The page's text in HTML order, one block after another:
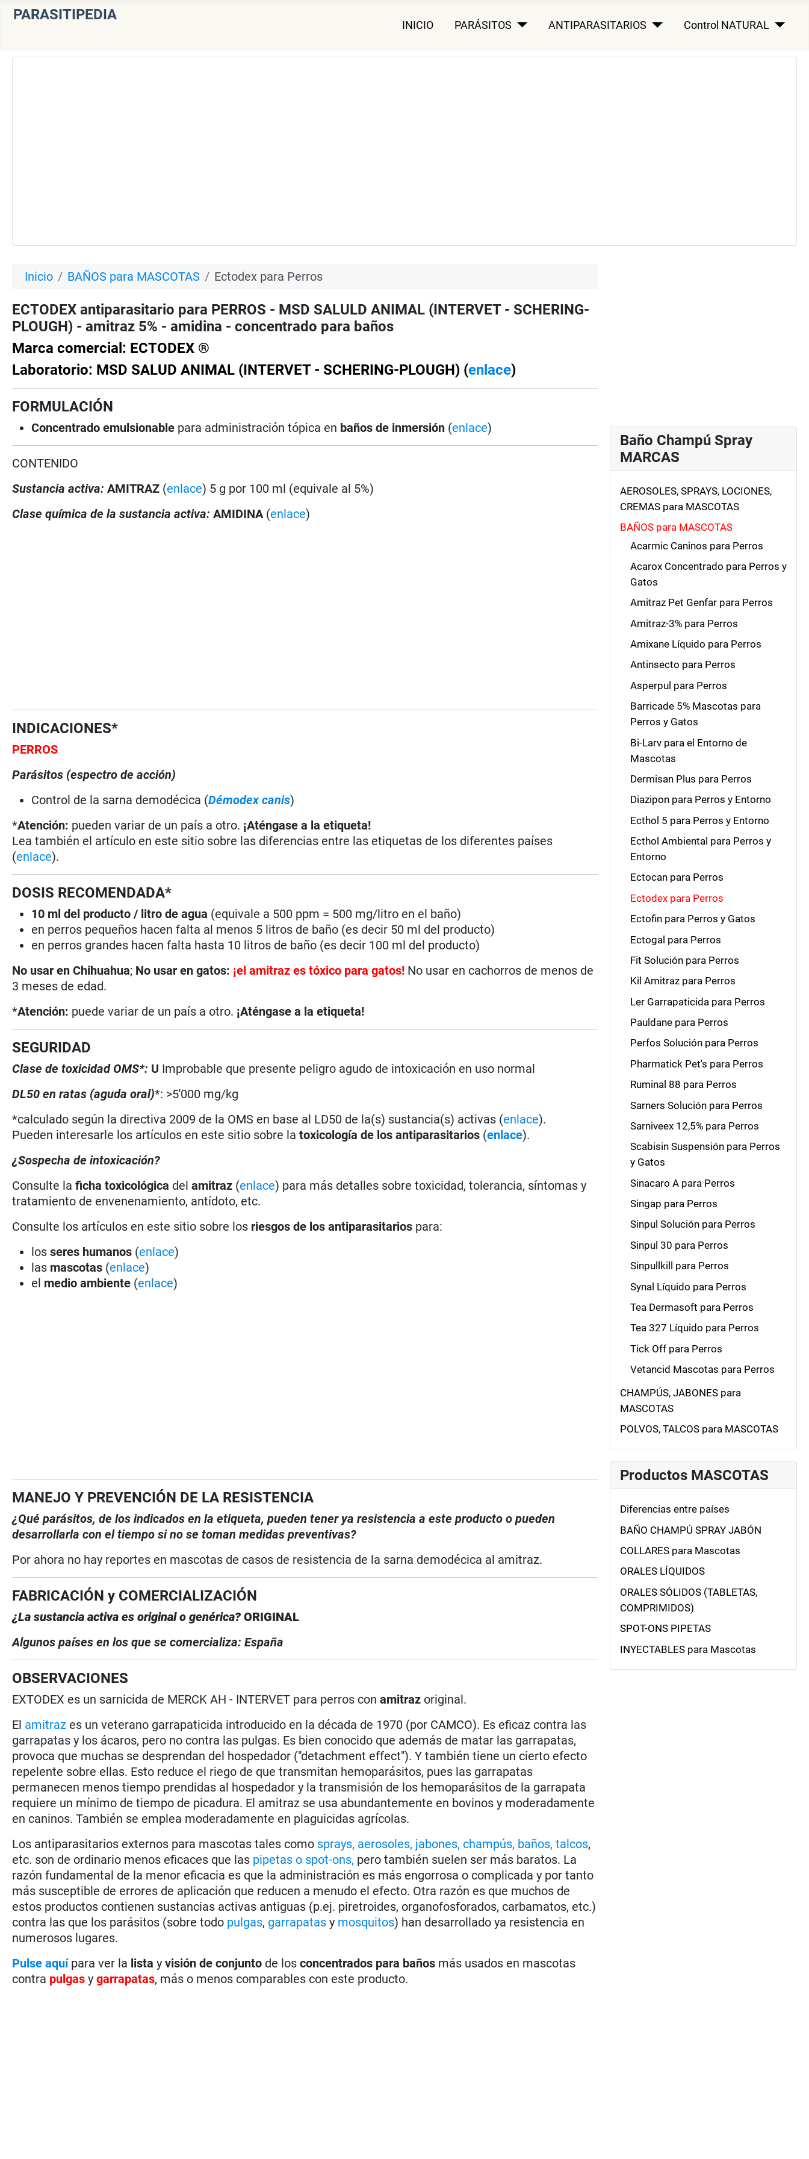
PARASITIPEDIA
INICIO PARÁSITOS ANTIPARASITARIOS Control NATURAL
Inicio BAÑOS para MASCOTAS Ectodex para Perros
ECTODEX antiparasitario para PERROS - MSD SALULD ANIMAL (INTERVET - SCHERING-
PLOUGH) - amitraz 5% - amidina - concentrado para baños
Marca comercial: ECTODEX ®
Laboratorio: MSD SALUD ANIMAL (INTERVET - SCHERING-PLOUGH) (enlace)
FORMULACIÓN
Concentrado emulsionable para administración tópica en baños de inmersión (enlace)
CONTENIDO
Sustancia activa:AMITRAZ (enlace) 5 g por 100 ml (equivale al 5%)
Clase química de la sustancia activa: AMIDINA (enlace)
INDICACIONES*
PERROS
Parásitos (espectro de acción)
Control de la sarna demodécica (Démodex canis)
*Atención: pueden variar de un país a otro. ¡Aténgase a la etiqueta!
Lea también el artículo en este sitio sobre las diferencias entre las etiquetas de los diferentes países
(enlace).
DOSIS RECOMENDADA*
10 ml del producto / litro de agua (equivale a 500 ppm = 500 mg/litro en el baño)
en perros pequeños hacen falta al menos 5 litros de baño (es decir 50 ml del producto)
en perros grandes hacen falta hasta 10 litros de baño (es decir 100 ml del producto)
No usar en Chihuahua; No usar en gatos: ¡el amitraz es tóxico para gatos! No usar en cachorros de menos de
3 meses de edad.
*Atención: puede variar de un país a otro. ¡Aténgase a la etiqueta!
SEGURIDAD
Clase de toxicidad OMS*: U Improbable que presente peligro agudo de intoxicación en uso normal
DL50 en ratas (aguda oral)*: >5'000 mg/kg
*calculado según la directiva 2009 de la OMS en base al LD50 de la(s) sustancia(s) activas (enlace).
Pueden interesarle los artículos en este sitio sobre la toxicología de los antiparasitarios (enlace).
¿Sospecha de intoxicación?
Consulte laficha toxicológica delamitraz (enlace) para más detalles sobre toxicidad, tolerancia, síntomas y
tratamiento de envenenamiento, antídoto, etc.
Consulte los artículos en este sitio sobre los riesgos de los antiparasitarios para:
losseres humanos (enlace)
las mascotas (enlace)
el medio ambiente (enlace)
MANEJO Y PREVENCIÓN DE LA RESISTENCIA
¿Qué parásitos, de los indicados en la etiqueta, pueden tener ya resistencia a este producto o pueden
desarrollarla con el tiempo si no se toman medidas preventivas?
Por ahora no hay reportes en mascotas de casos de resistencia de la sarna demodécica al amitraz.
FABRICACIÓN y COMERCIALIZACIÓN
¿La sustancia activa es original o genérica? ORIGINAL
Algunos países en los que se comercializa: España
OBSERVACIONES
EXTODEX es un sarnicida de MERCK AH - INTERVET para perros conamitraz original.
El amitraz es un veterano garrapaticida introducido en la década de 1970 (por CAMCO). Es eficaz contra las
garrapatas y los ácaros, pero no contra las pulgas. Es bien conocido que además de matar las garrapatas,
provoca que muchas se desprendan del hospedador ("detachment effect"). Y también tiene un cierto efecto
repelente sobre ellas. Esto reduce el riego de que transmitan hemoparásitos, pues las garrapatas
permanecen menos tiempo prendidas al hospedador y la transmisión de los hemoparásitos de la garrapata
requiere un mínimo de tiempo de picadura. El amitraz se usa abundantemente en bovinos y moderadamente
en caninos. También se emplea moderadamente en plaguicidas agrícolas.
Los antiparasitarios externos para mascotas tales como sprays, aerosoles, jabones, champús, baños, talcos,
etc. son de ordinario menos eficaces que las pipetas o spot-ons, pero también suelen ser más baratos. La
razón fundamental de la menor eficacia es que la administración es más engorrosa o complicada y por tanto
más susceptible de errores de aplicación que reducen a menudo el efecto. Otra razón es que muchos de
estos productos contienen sustancias activas antiguas (p.ej. piretroides, organofosforados, carbamatos, etc.)
contra las que los parásitos (sobre todo pulgas, garrapatas y mosquitos) han desarrollado ya resistencia en
numerosos lugares.
Pulse aquípara ver la lista yvisión de conjunto de losconcentrados para baños más usados en mascotas
contra pulgas ygarrapatas, más o menos comparables con este producto.
Baño Champú Spray
MARCAS
AEROSOLES, SPRAYS, LOCIONES,
CREMAS para MASCOTAS
BAÑOS para MASCOTAS
Acarmic Caninos para Perros
Acarox Concentrado para Perros y
Gatos
Amitraz Pet Genfar para Perros
Amitraz-3% para Perros
Amixane Líquido para Perros
Antinsecto para Perros
Asperpul para Perros
Barricade 5% Mascotas para
Perros y Gatos
Bi-Larv para el Entorno de
Mascotas
Dermisan Plus para Perros
Diazipon para Perros y Entorno
Ecthol 5 para Perros y Entorno
Ecthol Ambiental para Perros y
Entorno
Ectocan para Perros
Ectodex para Perros
Ectofin para Perros y Gatos
Ectogal para Perros
Fit Solución para Perros
Kil Amitraz para Perros
Ler Garrapaticida para Perros
Pauldane para Perros
Perfos Solución para Perros
Pharmatick Pet's para Perros
Ruminal 88 para Perros
Sarners Solución para Perros
Sarniveex 12,5% para Perros
Scabisin Suspensión para Perros
y Gatos
Sinacaro A para Perros
Singap para Perros
Sinpul Solución para Perros
Sinpul 30 para Perros
Sinpullkill para Perros
Synal Líquido para Perros
Tea Dermasoft para Perros
Tea 327 Líquido para Perros
Tick Off para Perros
Vetancid Mascotas para Perros
CHAMPÚS, JABONES para
MASCOTAS
POLVOS, TALCOS para MASCOTAS
Productos MASCOTAS
Diferencias entre países
BAÑO CHAMPÚ SPRAY JABÓN
COLLARES para Mascotas
ORALES LÍQUIDOS
ORALES SÓLIDOS (TABLETAS,
COMPRIMIDOS)
SPOT-ONS PIPETAS
INYECTABLES para Mascotas